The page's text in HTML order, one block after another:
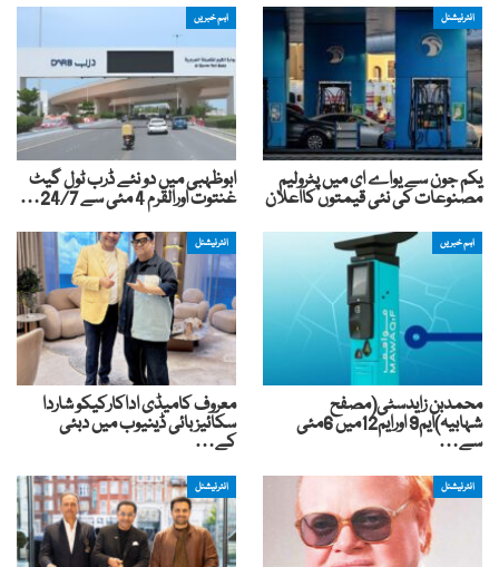
انٹرنیشنل
یکم جون سے یواے ای میں پٹرولیم
مصنوعات کی نئی قیمتوں کااعلان
اہم خبریں
ابوظہبی میں دو نئے ڈرب ٹول گیٹ
غنتوت اورالقرم 4 مئی سے 24/7…
اہم خبریں
محمدبن زایدسٹی(مصفح
شہابیہ)ایم9 اورایم12میں 6مئی
سے…
انٹرنیشنل
معروف کامیڈی اداکارکیکو شاردا
سکائیز بائی ڈینیوب میں دبئی
کے…
انٹرنیشنل انٹرنیشنل